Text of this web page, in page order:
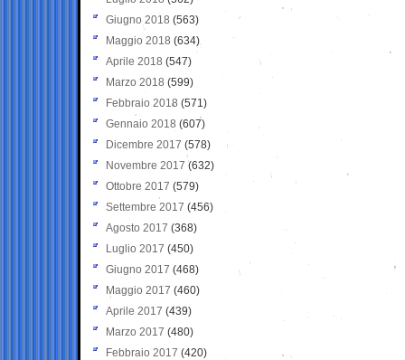
Giugno 2018 (563)
Maggio 2018 (634)
Aprile 2018 (547)
Marzo 2018 (599)
Febbraio 2018 (571)
Gennaio 2018 (607)
Dicembre 2017 (578)
Novembre 2017 (632)
Ottobre 2017 (579)
Settembre 2017 (456)
Agosto 2017 (368)
Luglio 2017 (450)
Giugno 2017 (468)
Maggio 2017 (460)
Aprile 2017 (439)
Marzo 2017 (480)
Febbraio 2017 (420)